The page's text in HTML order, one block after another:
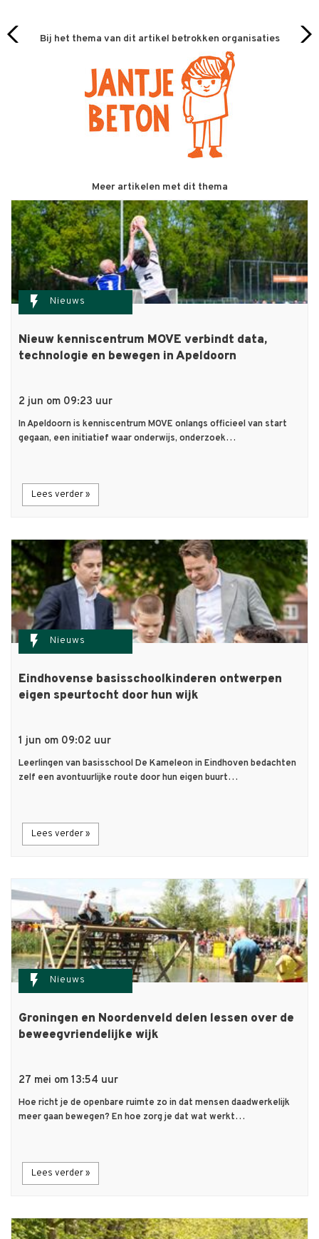
Bij het thema van dit artikel betrokken organisaties
Meer artikelen met dit thema
flash_on Nieuws
Nieuw kenniscentrum MOVE verbindt data,
technologie en bewegen in Apeldoorn
2 jun om 09:23 uur
In Apeldoorn is kenniscentrum MOVE onlangs officieel van start
gegaan, een initiatief waar onderwijs, onderzoek…
Lees verder »
flash_on Nieuws
Eindhovense basisschoolkinderen ontwerpen
eigen speurtocht door hun wijk
1 jun om 09:02 uur
Leerlingen van basisschool De Kameleon in Eindhoven bedachten
zelf een avontuurlijke route door hun eigen buurt…
Lees verder »
flash_on Nieuws
Groningen en Noordenveld delen lessen over de
beweegvriendelijke wijk
27 mei om 13:54 uur
Hoe richt je de openbare ruimte zo in dat mensen daadwerkelijk
meer gaan bewegen? En hoe zorg je dat wat werkt…
Lees verder »